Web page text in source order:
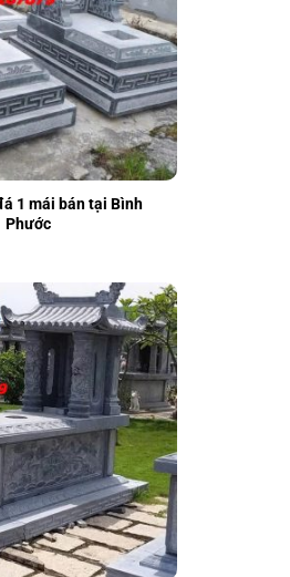
1 mái bán tại Bình
Phước